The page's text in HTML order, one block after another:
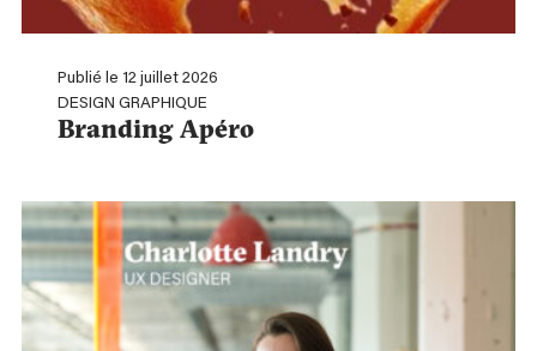
Publié le 12 juillet 2026
DESIGN GRAPHIQUE
Branding Apéro